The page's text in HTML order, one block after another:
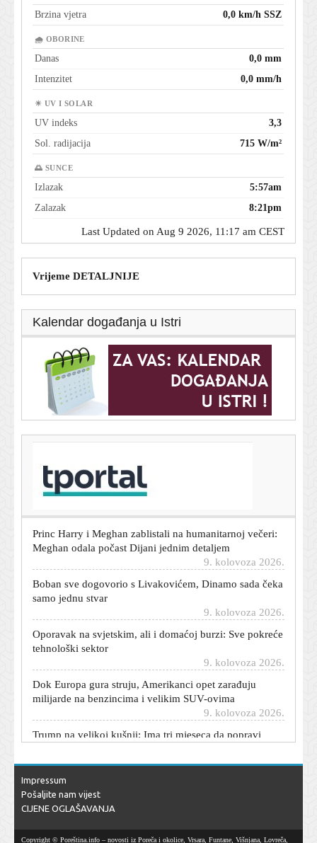
Brzina vjetra 0,0 km/h SSZ
🌧 OBORINE
Danas
0,0 mm
Intenzitet
0,0 mm/h
☀ UV I SOLAR
UV indeks
3,3
Sol. radijacija
715 W/m²
🌅 SUNCE
Izlazak
5:57am
Zalazak
8:21pm
Last Updated on Aug 9 2026, 11:17 am CEST
Vrijeme DETALJNIJE
Kalendar događanja u Istri
ADAC roditeljima savjetuje kada ljeti krenuti na put s
bebom: Nije svejedno u koje doba dana vozite
Meghan odala počast Dijani jednim detaljem
9. kolovoza 2026.
Boban sve dogovorio s Livakovićem, Dinamo sada čeka
samo jednu stvar
Oporavak na svjetskim, ali i domaćoj burzi: Sve pokreće
tehnološki sektor
Dok Europa gura struju, Amerikanci opet zarađuju
milijarde na benzincima i velikim SUV-ovima
9. kolovoza 2026.
Trump na velikoj kušnji: Ima tri mjeseca da popravi
imidž, inače bi mogao izgubiti sve
prvenstvu: Nakon Brazila, pala i moćna Španjolska
godinama bilo besplatno više neće biti
Impressum
Pošaljite nam vijest
CIJENE OGLAŠAVANJA
Copyright © Poreština.info – novosti iz Poreča i okolice, Vrsara, Funtane, Višnjana, Lovreča,